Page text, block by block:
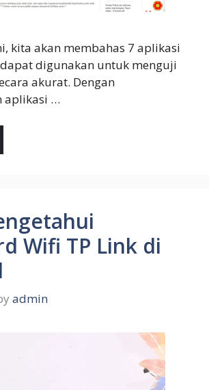
kita akan membahas 7 aplikasi
digunakan untuk menguji
akurat. Dengan
aplikasi …
Wifi TP Link di
admin